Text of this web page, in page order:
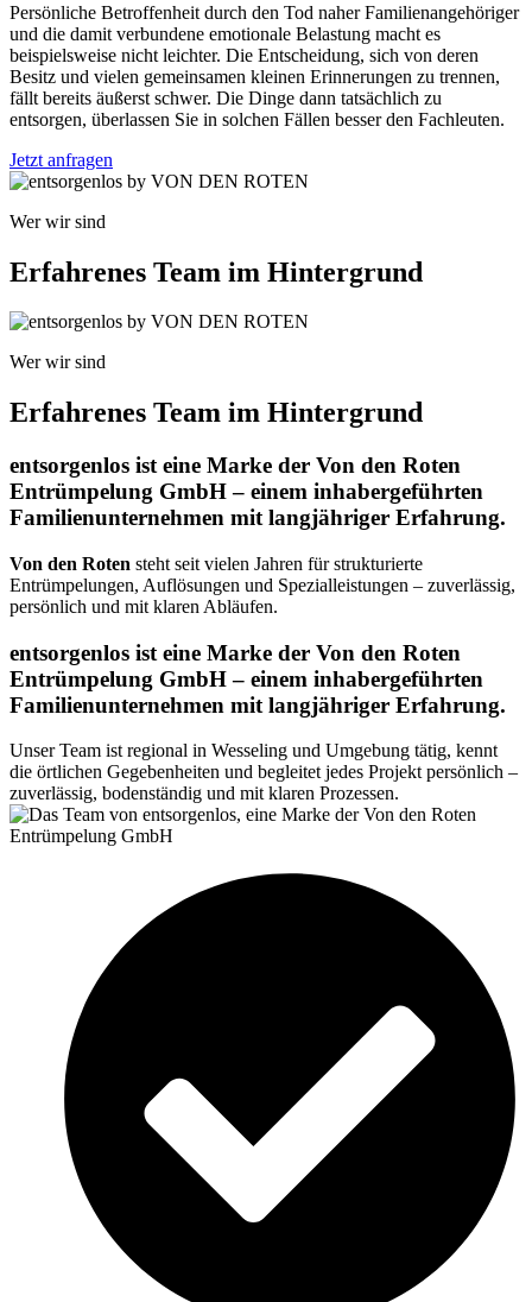
Persönliche Betroffenheit durch den Tod naher Familienangehöriger
und die damit verbundene emotionale Belastung macht es
beispielsweise nicht leichter. Die Entscheidung, sich von deren
Besitz und vielen gemeinsamen kleinen Erinnerungen zu trennen,
fällt bereits äußerst schwer. Die Dinge dann tatsächlich zu
entsorgen, überlassen Sie in solchen Fällen besser den Fachleuten.
Jetzt anfragen
Wer wir sind
Erfahrenes Team im Hintergrund
Wer wir sind
Erfahrenes Team im Hintergrund
entsorgenlos ist eine Marke der Von den Roten
Entrümpelung GmbH – einem inhabergeführten
Familienunternehmen mit langjähriger Erfahrung.
Von den Roten steht seit vielen Jahren für strukturierte
Entrümpelungen, Auflösungen und Spezialleistungen – zuverlässig,
persönlich und mit klaren Abläufen.
entsorgenlos ist eine Marke der Von den Roten
Entrümpelung GmbH – einem inhabergeführten
Familienunternehmen mit langjähriger Erfahrung.
Unser Team ist regional in Wesseling und Umgebung tätig, kennt
die örtlichen Gegebenheiten und begleitet jedes Projekt persönlich –
zuverlässig, bodenständig und mit klaren Prozessen.